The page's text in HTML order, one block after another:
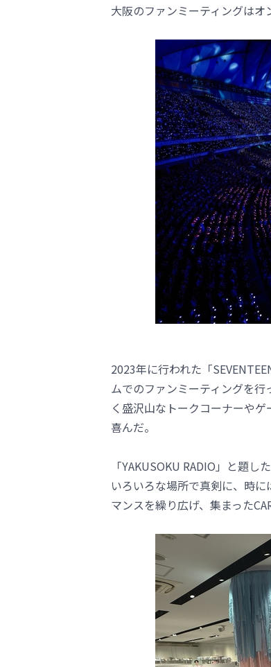
大阪のファンミーティングはオ
2023年に行われた「
ムでのファンミーティングを行
く盛沢山なトークコーナーや
喜んだ。
「YAKUSOKU RADIO」と題
いろいろな場所で真剣に、時
マンスを繰り広げ、集まった